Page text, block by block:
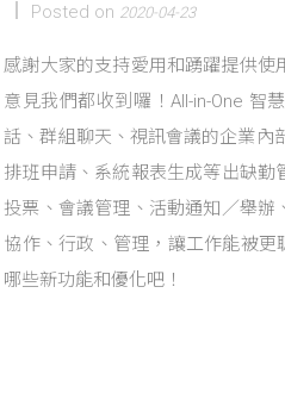
Posted on 2020-04-23
感謝大家的支持愛用和踴躍提供使
意見我們都收到囉！All-in-One 智
話、群組聊天、視訊會議的企業內
排班申請、系統報表生成等出缺勤
投票、會議管理、活動通知／舉辦
協作、行政、管理，讓工作能被
哪些新功能和優化吧！